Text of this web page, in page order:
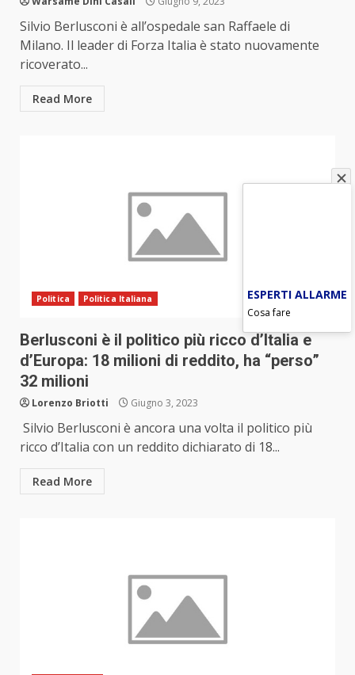
Silvio Berlusconi è all’ospedale san Raffaele di
Milano. Il leader di Forza Italia è stato nuovamente
ricoverato...
Read More
Politica Politica Italiana
Berlusconi è il politico più ricco d’Italia e
d’Europa: 18 milioni di reddito, ha “perso”
32 milioni
Lorenzo Briotti Giugno 3, 2023
Silvio Berlusconi è ancora una volta il politico più
ricco d’Italia con un reddito dichiarato di 18...
Read More
ESPERTI ALLARME
Cosa fare